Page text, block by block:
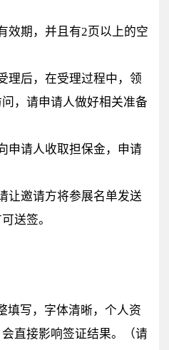
效期，并且有2页以上的空
理后，在受理过程中，领
，请申请人做好相关准备
申请人收取担保金，申请
让邀请方将参展名单发送
送签。
填写，字体清晰，个人资
直接影响签证结果。（请